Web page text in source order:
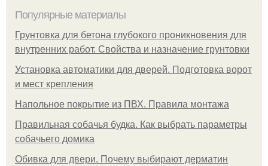
Популярные материалы
Грунтовка для бетона глубокого проникновения для
внутренних работ. Свойства и назначение грунтовки
Установка автоматики для дверей. Подготовка ворот
и мест крепления
Напольное покрытие из ПВХ. Правила монтажа
Правильная собачья будка. Как выбрать параметры
собачьего домика
Обивка для двери. Почему выбирают дерматин